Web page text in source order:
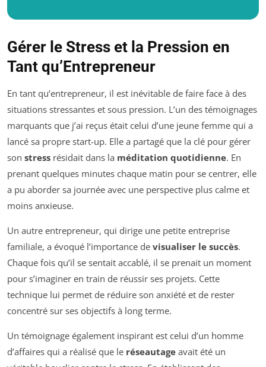
Gérer le Stress et la Pression en
Tant qu’Entrepreneur
En tant qu’entrepreneur, il est inévitable de faire face à des
situations stressantes et sous pression. L’un des témoignages
marquants que j’ai reçus était celui d’une jeune femme qui a
lancé sa propre start-up. Elle a partagé que la clé pour gérer
son stress résidait dans la méditation quotidienne. En
prenant quelques minutes chaque matin pour se centrer, elle
a pu aborder sa journée avec une perspective plus calme et
moins anxieuse.
Un autre entrepreneur, qui dirige une petite entreprise
familiale, a évoqué l’importance de visualiser le succès.
Chaque fois qu’il se sentait accablé, il se prenait un moment
pour s’imaginer en train de réussir ses projets. Cette
technique lui permet de réduire son anxiété et de rester
concentré sur ses objectifs à long terme.
Un témoignage également inspirant est celui d’un homme
d’affaires qui a réalisé que le réseautage avait été un